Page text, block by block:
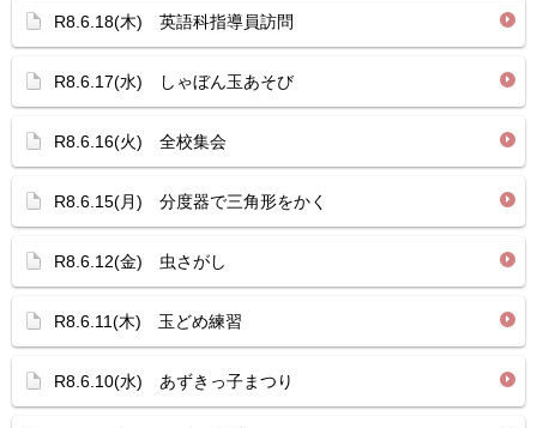
R8.6.18(木) 英語科指導員訪問
R8.6.17(水) しゃぼん玉あそび
R8.6.16(火) 全校集会
R8.6.15(月) 分度器で三角形をかく
R8.6.12(金) 虫さがし
R8.6.11(木) 玉どめ練習
R8.6.10(水) あずきっ子まつり